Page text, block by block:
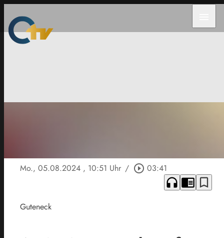
Mo., 05.08.2024 , 10:51 Uhr / play_circle_outline 03:41
headphones chrome_reader_mode bookmark_border
Guteneck